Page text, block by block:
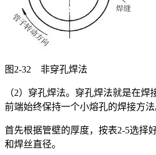
图2-32 非穿孔焊法
（2）穿孔焊法。穿孔焊法就是在焊
前端始终保持一个小熔孔的焊接方法
首先根据管壁的厚度，按表2-5选择
和焊丝直径。